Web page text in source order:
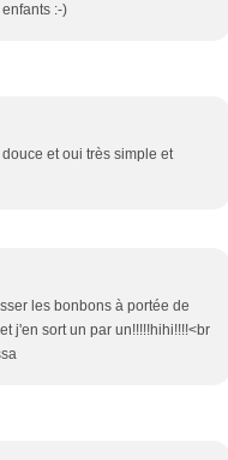
:-)
et oui très simple et
les bonbons à portée de
j'en sort un par un!!!!!hihi!!!!<br